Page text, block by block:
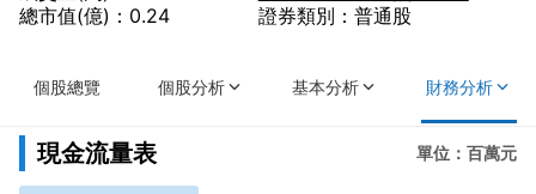
總市值(億)：0.24
證券類別：普通股
個股總覽 個股分析 基本分析 財務分析
現金流量表 單位：百萬元